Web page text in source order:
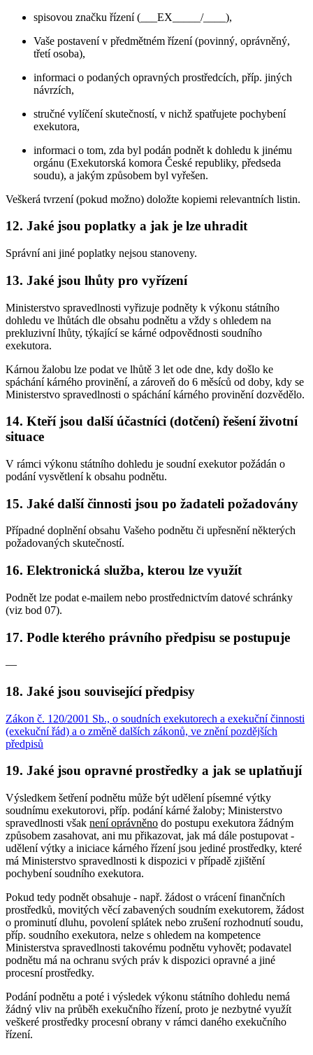
spisovou značku řízení (___EX_____/____),
Vaše postavení v předmětném řízení (povinný, oprávněný,
třetí osoba),
informaci o podaných opravných prostředcích, příp. jiných
návrzích,
stručné vylíčení skutečností, v nichž spatřujete pochybení
exekutora,
informaci o tom, zda byl podán podnět k dohledu k jinému
orgánu (Exekutorská komora České republiky, předseda
soudu), a jakým způsobem byl vyřešen.
Veškerá tvrzení (pokud možno) doložte kopiemi relevantních listin.
12. Jaké jsou poplatky a jak je lze uhradit
Správní ani jiné poplatky nejsou stanoveny.
13. Jaké jsou lhůty pro vyřízení
Ministerstvo spravedlnosti vyřizuje podněty k výkonu státního
dohledu ve lhůtách dle obsahu podnětu a vždy s ohledem na
prekluzivní lhůty, týkající se kárné odpovědnosti soudního
exekutora.
Kárnou žalobu lze podat ve lhůtě 3 let ode dne, kdy došlo ke
spáchání kárného provinění, a zároveň do 6 měsíců od doby, kdy se
Ministerstvo spravedlnosti o spáchání kárného provinění dozvědělo.
14. Kteří jsou další účastníci (dotčení) řešení životní
situace
V rámci výkonu státního dohledu je soudní exekutor požádán o
podání vysvětlení k obsahu podnětu.
15. Jaké další činnosti jsou po žadateli požadovány
Případné doplnění obsahu Vašeho podnětu či upřesnění některých
požadovaných skutečností.
16. Elektronická služba, kterou lze využít
Podnět lze podat e-mailem nebo prostřednictvím datové schránky
(viz bod 07).
17. Podle kterého právního předpisu se postupuje
—
18. Jaké jsou související předpisy
Zákon č. 120/2001 Sb., o soudních exekutorech a exekuční činnosti
(exekuční řád) a o změně dalších zákonů, ve znění pozdějších
předpisů
19. Jaké jsou opravné prostředky a jak se uplatňují
Výsledkem šetření podnětu může být udělení písemné výtky
soudnímu exekutorovi, příp. podání kárné žaloby; Ministerstvo
spravedlnosti však není oprávněno do postupu exekutora žádným
způsobem zasahovat, ani mu přikazovat, jak má dále postupovat -
udělení výtky a iniciace kárného řízení jsou jediné prostředky, které
má Ministerstvo spravedlnosti k dispozici v případě zjištění
pochybení soudního exekutora.
Pokud tedy podnět obsahuje - např. žádost o vrácení finančních
prostředků, movitých věcí zabavených soudním exekutorem, žádost
o prominutí dluhu, povolení splátek nebo zrušení rozhodnutí soudu,
příp. soudního exekutora, nelze s ohledem na kompetence
Ministerstva spravedlnosti takovému podnětu vyhovět; podavatel
podnětu má na ochranu svých práv k dispozici opravné a jiné
procesní prostředky.
Podání podnětu a poté i výsledek výkonu státního dohledu nemá
žádný vliv na průběh exekučního řízení, proto je nezbytné využít
veškeré prostředky procesní obrany v rámci daného exekučního
řízení.